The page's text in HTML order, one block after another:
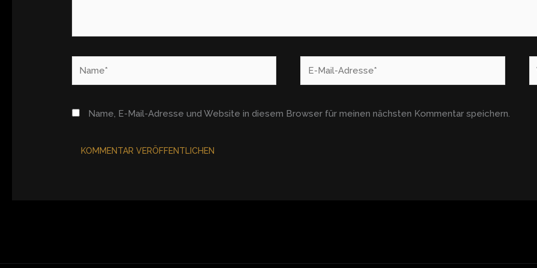
Mail-
Name, E-Mail-Adresse und Website in diesem Browser für meinen nächsten Kommentar speichern.